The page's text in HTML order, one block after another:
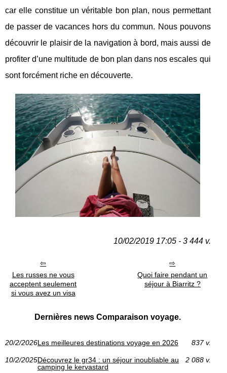
car elle constitue un véritable bon plan, nous permettant
de passer de vacances hors du commun. Nous pouvons
découvrir le plaisir de la navigation à bord, mais aussi de
profiter d’une multitude de bon plan dans nos escales qui
sont forcément riche en découverte.
10/02/2019 17:05 - 3 444 v.
Les russes ne vous
acceptent seulement
si vous avez un visa
Quoi faire pendant un
séjour à Biarritz ?
Dernières news Comparaison voyage.
20/2/2026Les meilleures destinations voyage en 2026 837 v.
10/2/2025Découvrez le gr34 : un séjour inoubliable au
camping le kervastard
2 088 v.